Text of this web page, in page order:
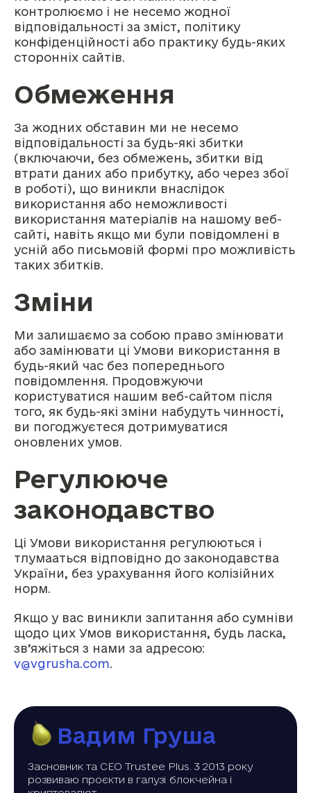
контролюємо і не несемо жодної
відповідальності за зміст, політику
конфіденційності або практику будь-яких
сторонніх сайтів.
Обмеження
За жодних обставин ми не несемо
відповідальності за будь-які збитки
(включаючи, без обмежень, збитки від
втрати даних або прибутку, або через збої
в роботі), що виникли внаслідок
використання або неможливості
використання матеріалів на нашому веб-
сайті, навіть якщо ми були повідомлені в
усній або письмовій формі про можливість
таких збитків.
Зміни
Ми залишаємо за собою право змінювати
або замінювати ці Умови використання в
будь-який час без попереднього
повідомлення. Продовжуючи
користуватися нашим веб-сайтом після
того, як будь-які зміни набудуть чинності,
ви погоджуєтеся дотримуватися
оновлених умов.
Регулююче
законодавство
Ці Умови використання регулюються і
тлумааться відповідно до законодавства
України, без урахування його колізійних
норм.
Якщо у вас виникли запитання або сумніви
щодо цих Умов використання, будь ласка,
зв’яжіться з нами за адресою:
v@vgrusha.com.
Вадим Груша
Засновник та CEO Trustee Plus. 3 2013 року
розвиваю проєкти в галузі блокчейна і